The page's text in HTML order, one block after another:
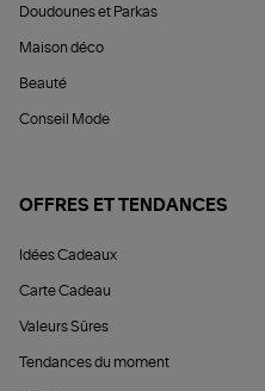
Doudounes et Parkas
Maison déco
Beauté
Conseil Mode
OFFRES ET TENDANCES
Idées Cadeaux
Carte Cadeau
Valeurs Sûres
Tendances du moment